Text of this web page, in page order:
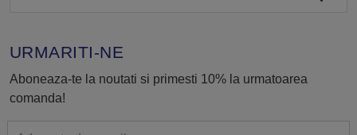
URMARITI-NE
Aboneaza-te la noutati si primesti 10% la urmatoarea
comanda!